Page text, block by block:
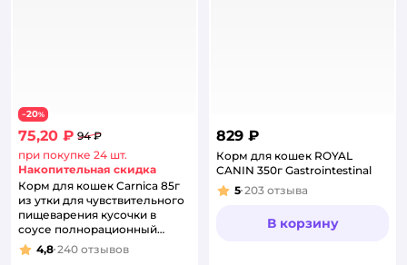
−20%
75,20 ₽ 94 ₽
при покупке 24 шт.
Накопительная скидка
Корм для кошек Carnica 85г
из утки для чувствительного
пищеварения кусочки в
соусе полнорационный
консервированный
Рейтинг:
4,8 240 отзывов
829 ₽
Корм для кошек ROYAL
CANIN 350г Gastrointestinal
Рейтинг:
5 203 отзыва
В корзину